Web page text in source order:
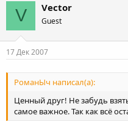
V Vector
Guest
17 Дек 2007
РоманЫч написал(а):
Ценный друг! Не забудь
самое важное. Так как всё